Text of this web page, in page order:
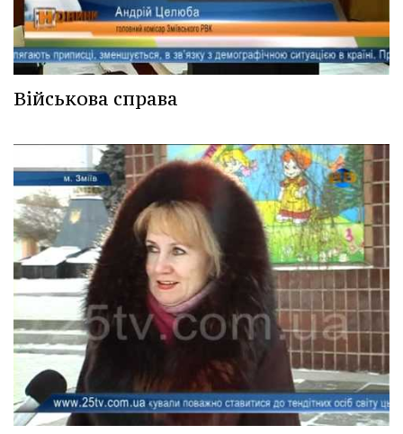
Військова справа